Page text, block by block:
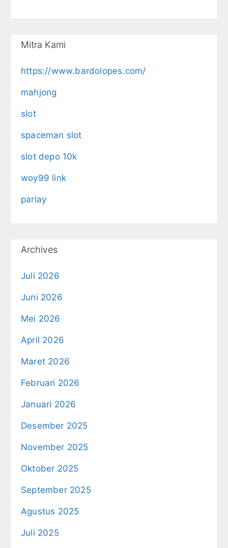
Mitra Kami
https://www.bardolopes.com/
mahjong
slot
spaceman slot
slot depo 10k
woy99 link
parlay
Archives
Juli 2026
Juni 2026
Mei 2026
April 2026
Maret 2026
Februari 2026
Januari 2026
Desember 2025
November 2025
Oktober 2025
September 2025
Agustus 2025
Juli 2025